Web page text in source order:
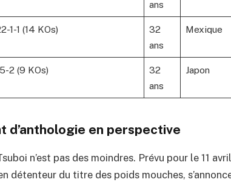
ans
1-1 (14 KOs)
32
ans
Mexique
2 (9 KOs)
32
ans
Japon
d’anthologie en perspective
n’est pas des moindres. Prévu pour le 11
détenteur du titre des poids mouches,